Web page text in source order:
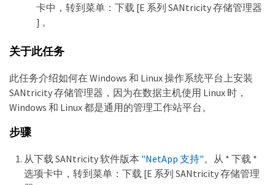
卡中，转到菜单：下载 [E 系列 SANtricity 存储管理器
] 。
关于此任务
此任务介绍如何在 Windows 和 Linux 操作系统平台上安装
SANtricity 存储管理器，因为在数据主机使用 Linux 时，
Windows 和 Linux 都是通用的管理工作站平台。
步骤
从下载 SANtricity 软件版本 "NetApp 支持"。从 * 下载 *
选项卡中，转到菜单：下载 [E 系列 SANtricity 存储管理